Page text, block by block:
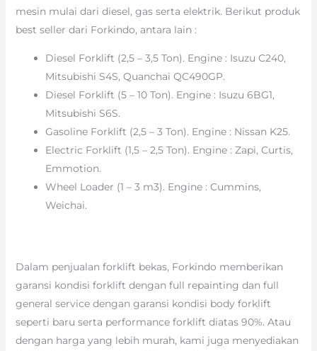
mesin mulai dari diesel, gas serta elektrik. Berikut produk
best seller dari Forkindo, antara lain :
Diesel Forklift (2,5 – 3,5 Ton). Engine : Isuzu C240,
Mitsubishi S4S, Quanchai QC490GP.
Diesel Forklift (5 – 10 Ton). Engine : Isuzu 6BG1,
Mitsubishi S6S.
Gasoline Forklift (2,5 – 3 Ton). Engine : Nissan K25.
Electric Forklift (1,5 – 2,5 Ton). Engine : Zapi, Curtis,
Emmotion.
Wheel Loader (1 – 3 m3). Engine : Cummins,
Weichai.
Dalam penjualan forklift bekas, Forkindo memberikan
garansi kondisi forklift dengan full repainting dan full
general service dengan garansi kondisi body forklift
seperti baru serta performance forklift diatas 90%. Atau
dengan harga yang lebih murah, kami juga menyediakan